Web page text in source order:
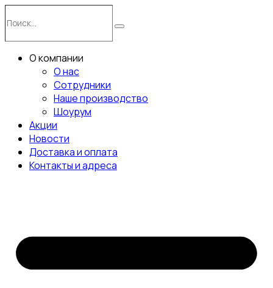
к
содержимому
Поиск
О компании
О нас
Сотрудники
Наше производство
Шоурум
Акции
Новости
Доставка и оплата
Контакты и адреса